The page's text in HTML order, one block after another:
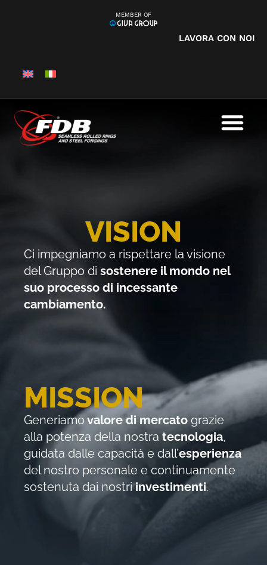
MEMBER OF
LAVORA CON NOI
VISION
Ci impegniamo a rispettare la visione
del Gruppo di sostenere il mondo nel
suo processo di incessante
cambiamento.
MISSION
Generiamo valore di mercato grazie
alla potenza della nostra tecnologia,
guidata dalle capacità e dall’esperienza
del nostro personale e continuamente
sostenuta dai nostriinvestimenti.